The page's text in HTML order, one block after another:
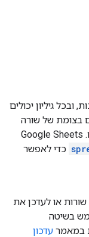
ובכל גיליון יכולים
בצומת של שורה
ועמודה מסוימות, והוא יכול להכיל ערך נתונים. ‫Google Sheets
כדי לאפשר
או לעדכן את
בשיטה
במאמר עדכון